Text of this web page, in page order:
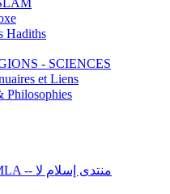
Hadiths
- SCIENCES
et Liens
FORUMS ARABE D'ISLAMLA -- منتدى إسلام لا